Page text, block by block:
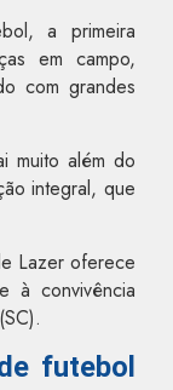
a primeira
em campo,
com grandes
muito além do
integral, que
Lazer oferece
à convivência
futebol